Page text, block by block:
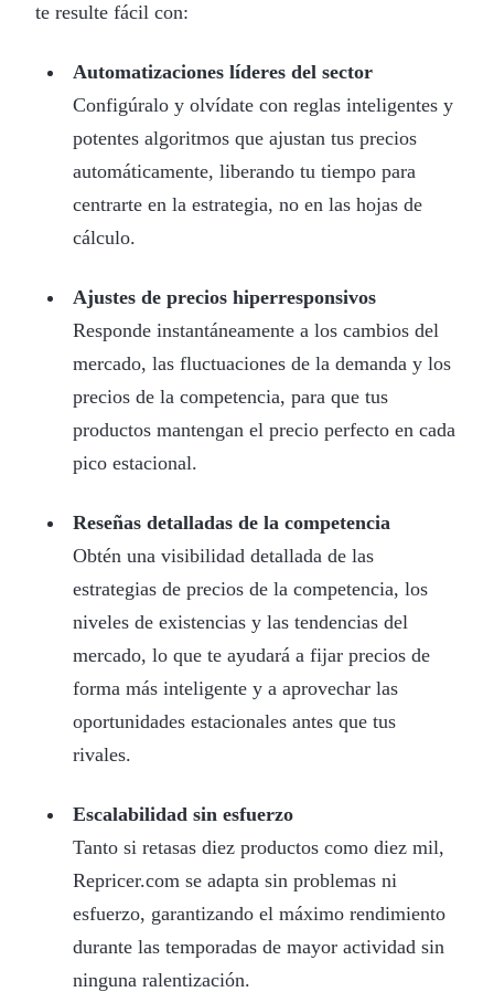
te resulte fácil con:
Automatizaciones líderes del sector
Configúralo y olvídate con reglas inteligentes y
potentes algoritmos que ajustan tus precios
automáticamente, liberando tu tiempo para
centrarte en la estrategia, no en las hojas de
cálculo.
Ajustes de precios hiperresponsivos
Responde instantáneamente a los cambios del
mercado, las fluctuaciones de la demanda y los
precios de la competencia, para que tus
productos mantengan el precio perfecto en cada
pico estacional.
Reseñas detalladas de la competencia
Obtén una visibilidad detallada de las
estrategias de precios de la competencia, los
niveles de existencias y las tendencias del
mercado, lo que te ayudará a fijar precios de
forma más inteligente y a aprovechar las
oportunidades estacionales antes que tus
rivales.
Escalabilidad sin esfuerzo
Tanto si retasas diez productos como diez mil,
Repricer.com se adapta sin problemas ni
esfuerzo, garantizando el máximo rendimiento
durante las temporadas de mayor actividad sin
ninguna ralentización.